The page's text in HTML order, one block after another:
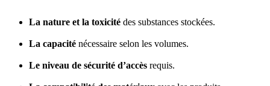
La nature et la toxicité des substances stockées.
La capacité nécessaire selon les volumes.
Le niveau de sécurité d’accès requis.